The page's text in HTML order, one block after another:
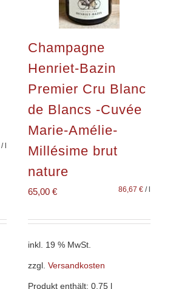
/l
Champagne
Henriet-Bazin
Premier Cru Blanc
de Blancs -Cuvée
Marie-Amélie-
Millésime brut
nature
65,00€ 86,67 € /l
inkl. 19 % MwSt.
zzgl.Versandkosten
Produkt enthält: 0,75